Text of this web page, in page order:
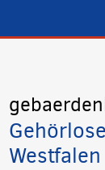
Westfalen